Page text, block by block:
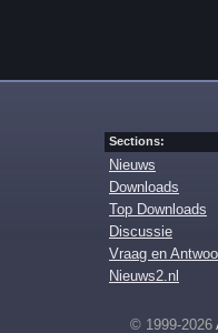
Sections:
Nieuws
Downloads
Top Downloads
Discussie
Vraag en
Nieuws2.nl
© 1999-2026